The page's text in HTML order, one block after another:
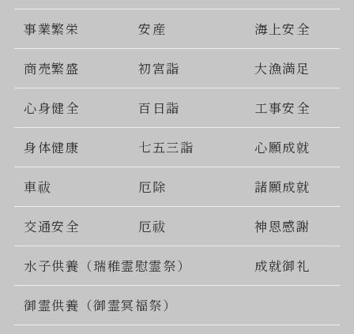
事業繁栄 安産 海上安全
商売繁盛 初宮詣 大漁満足
心身健全 百日詣 工事安全
身体健康 七五三詣 心願成就
車祓 厄除 諸願成就
交通安全 厄祓 神恩感謝
水子供養（瑞稚霊慰霊祭） 成就御礼
御霊供養（御霊冥福祭）